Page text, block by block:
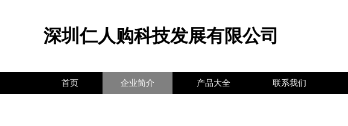
深圳仁人购科技发展有限公司
首页 企业简介 产品大全 联系我们